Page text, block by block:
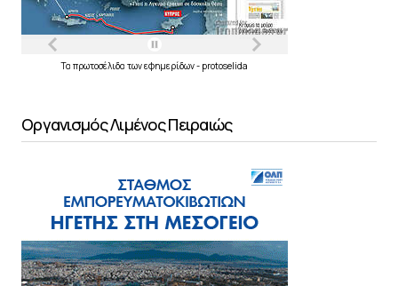
Τα πρωτοσέλιδα τωνεφημερίδων- protoselida
Οργανισμός Λιμένος Πειραιώς